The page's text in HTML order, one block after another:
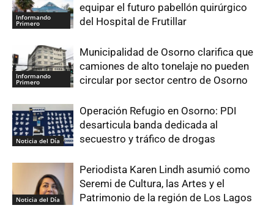
Informando
Primero
equipar el futuro pabellón quirúrgico
del Hospital de Frutillar
Informando
Primero
Municipalidad de Osorno clarifica que
camiones de alto tonelaje no pueden
circular por sector centro de Osorno
Noticia del Día
Operación Refugio en Osorno: PDI
desarticula banda dedicada al
secuestro y tráfico de drogas
Noticia del Día
Periodista Karen Lindh asumió como
Seremi de Cultura, las Artes y el
Patrimonio de la región de Los Lagos